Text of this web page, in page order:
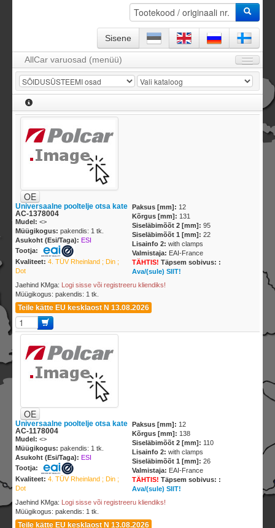
Sisene
AllCar varuosad (menüü)
Avaleht
Firmast
KKK
Kontakt
KATALOOG / Tootevalik
Sisene
Tellimismoodul -
Registreeru
OE
Universaalne pooltelje otsa kate
AC-1378004
Mudel: <>
Müügikogus: pakendis: 1 tk.
Asukoht (Esi/Taga): ESI
Tootja:
Kvaliteet: 4. TÜV Rheinland ; Din ;
Dot
Paksus [mm]: 12
Kõrgus [mm]: 131
Siseläbimõõt 2 [mm]: 95
Siseläbimõõt 1 [mm]: 22
Lisainfo 2: with clamps
Valmistaja: EAI-France
TÄHTIS! Täpsem sobivus: :
Ava/(sule) SIIT!
Jaehind KMga: Logi sisse või registreeru kliendiks!
Müügikogus: pakendis: 1 tk.
Teile kätte EU kesklaost N 13.08.2026
OE
Universaalne pooltelje otsa kate
AC-1178004
Mudel: <>
Müügikogus: pakendis: 1 tk.
Asukoht (Esi/Taga): ESI
Tootja:
Kvaliteet: 4. TÜV Rheinland ; Din ;
Dot
Paksus [mm]: 12
Kõrgus [mm]: 138
Siseläbimõõt 2 [mm]: 110
Lisainfo 2: with clamps
Siseläbimõõt 1 [mm]: 26
Valmistaja: EAI-France
TÄHTIS! Täpsem sobivus: :
Ava/(sule) SIIT!
Jaehind KMga: Logi sisse või registreeru kliendiks!
Müügikogus: pakendis: 1 tk.
Teile kätte EU kesklaost N 13.08.2026